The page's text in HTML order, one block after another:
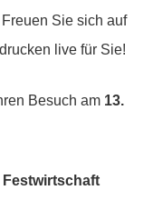
Sie sich auf
live für Sie!
Besuch am 13.
Festwirtschaft